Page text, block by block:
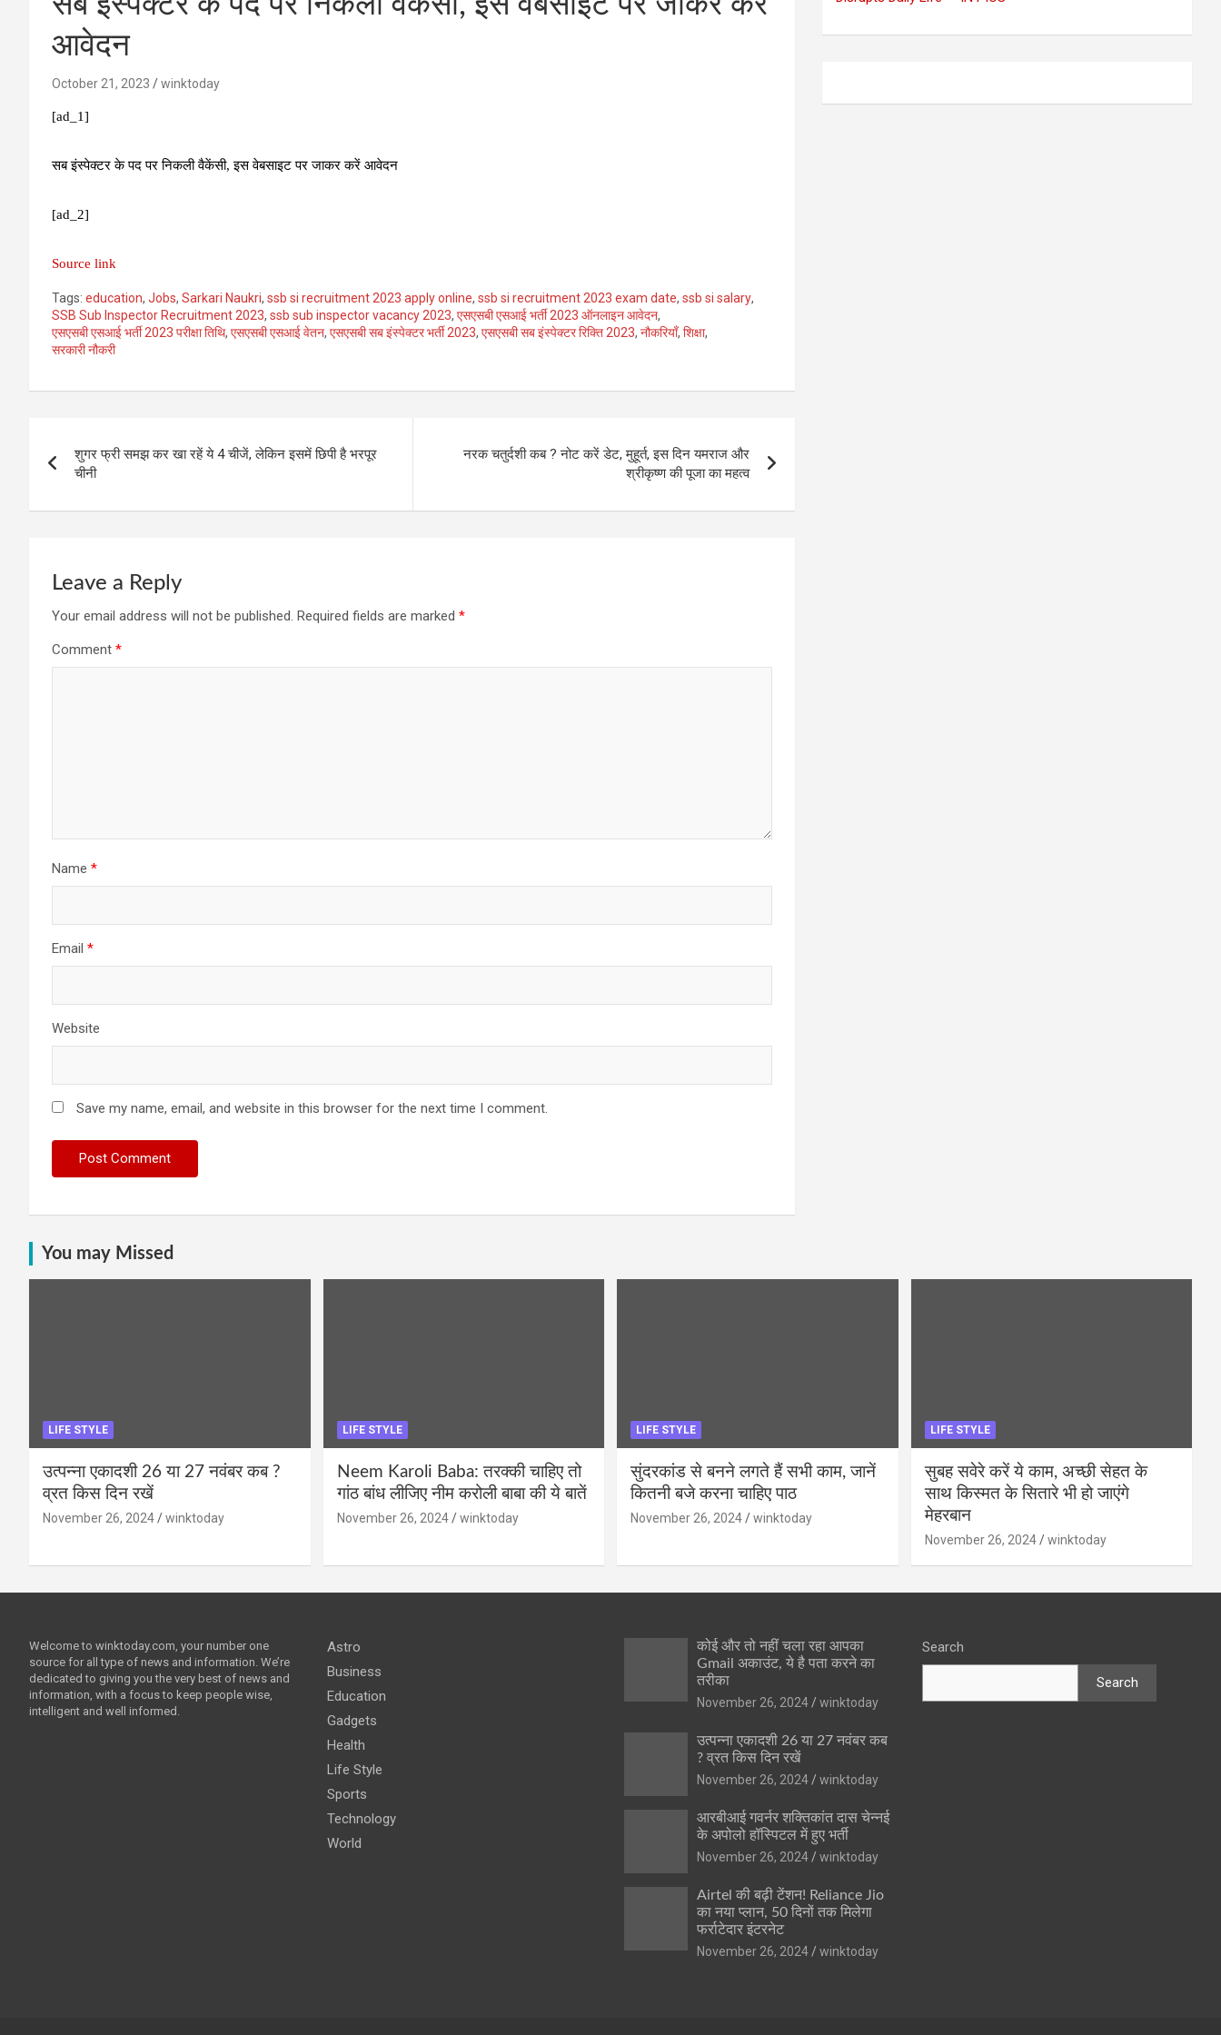
आवेदन
October 21, 2023 winktoday
[ad_1]
सब ​इंस्पेक्टर के पद पर निकली वैकेंसी, इस वेबसाइट पर जाकर करें आवेदन
[ad_2]
Source link
Tags: education, Jobs, Sarkari Naukri, ssb si recruitment 2023 apply online, ssb si recruitment 2023 exam date, ssb si salary,
SSB Sub Inspector Recruitment 2023, ssb sub inspector vacancy 2023, एसएसबी एसआई भर्ती 2023 ऑनलाइन आवेदन,
एसएसबी एसआई भर्ती 2023 परीक्षा तिथि, एसएसबी एसआई वेतन, एसएसबी सब इंस्पेक्टर भर्ती 2023, एसएसबी सब इंस्पेक्टर रिक्ति 2023, नौकरियाँ, शिक्षा,
सरकारी नौकरी
navigation
शुगर फ्री समझ कर खा रहें ये 4 चीजें, लेकिन इसमें छिपी है भरपूर
चीनी
नरक चतुर्दशी कब ? नोट करें डेट, मुहूर्त, इस दिन यमराज और
श्रीकृष्ण की पूजा का महत्व
Leave a Reply
Your email address will not be published. Required fields are marked *
Comment *
Name *
Email *
Website
Save my name, email, and website in this browser for the next time I comment.
You may Missed
LIFE STYLE
उत्पन्ना एकादशी 26 या 27 नवंबर कब ?
व्रत किस दिन रखें
November 26, 2024 winktoday
LIFE STYLE
Neem Karoli Baba: तरक्की चाहिए तो
गांठ बांध लीजिए नीम करोली बाबा की ये बातें
November 26, 2024 winktoday
LIFE STYLE
सुंदरकांड से बनने लगते हैं सभी काम, जानें
कितनी बजे करना चाहिए पाठ
November 26, 2024 winktoday
LIFE STYLE
सुबह सवेरे करें ये काम, अच्छी सेहत के
साथ किस्मत के सितारे भी हो जाएंगे
मेहरबान
November 26, 2024 winktoday
Welcome to winktoday.com, your number one
source for all type of news and information. We’re
dedicated to giving you the very best of news and
information, with a focus to keep people wise,
intelligent and well informed.
Astro
Business
Education
Gadgets
Health
Life Style
Sports
Technology
World
कोई और तो नहीं चला रहा आपका
Gmail अकाउंट, ये है पता करने का
तरीका
November 26, 2024
winktoday
उत्पन्ना एकादशी 26 या 27 नवंबर कब
? व्रत किस दिन रखें
November 26, 2024
winktoday
आरबीआई गवर्नर शक्तिकांत दास चेन्नई
के अपोलो हॉस्पिटल में हुए भर्ती
November 26, 2024
winktoday
Airtel की बढ़ी टेंशन! Reliance Jio
का नया प्लान, 50 दिनों तक मिलेगा
फर्राटेदार इंटरनेट
November 26, 2024
winktoday
Search
Search